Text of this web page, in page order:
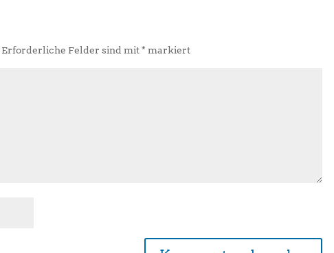
Erforderliche Felder sind mit* markiert